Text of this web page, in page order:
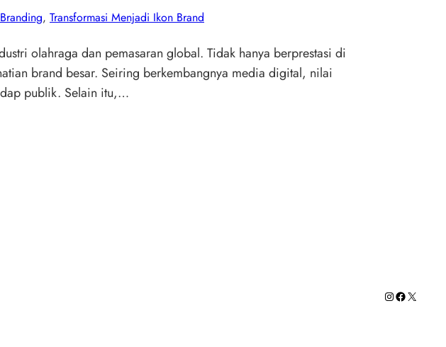
, Transformasi Menjadi Ikon Brand
olahraga dan pemasaran global. Tidak hanya berprestasi di
brand besar. Seiring berkembangnya media digital, nilai
publik. Selain itu,…
Instagram
Facebook
X